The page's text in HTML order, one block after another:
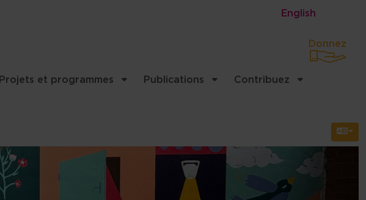
Projets et programmes Publications Contribuez
English
Donnez